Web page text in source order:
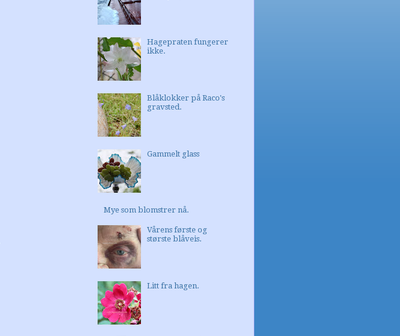
Hagepraten fungerer
ikke.
Blåklokker på Raco's
gravsted.
Gammelt glass
Mye som blomstrer nå.
Vårens første og
største blåveis.
Litt fra hagen.